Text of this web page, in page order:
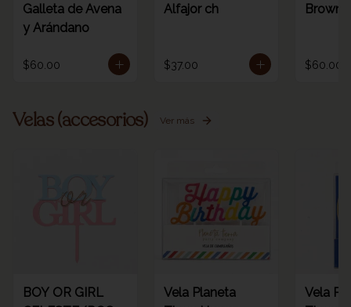
Galleta de Avena
y Arándano
$60.00
Alfajor ch
$37.00
Brownie
$60.00
Velas (accesorios) Ver más
BOY OR GIRL
Vela Planeta
Vela